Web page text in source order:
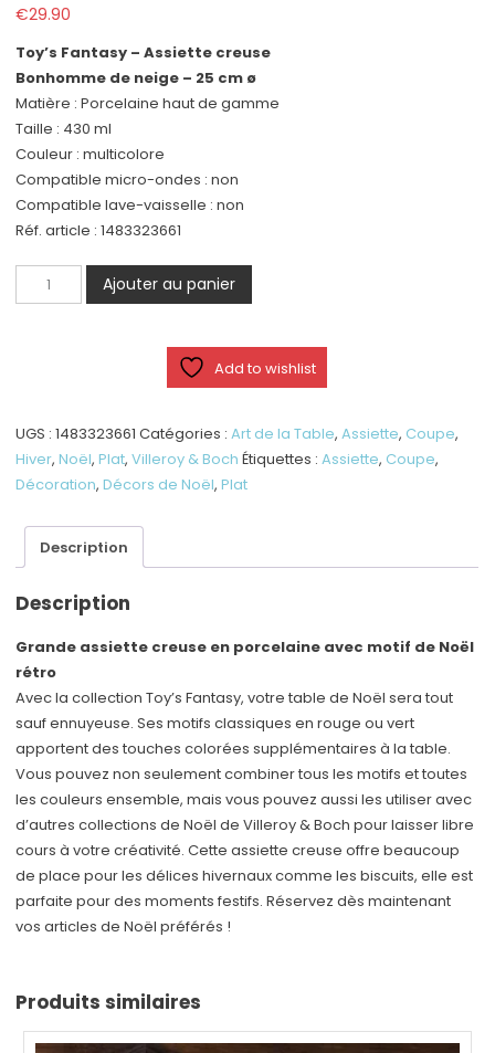
€29.90
Toy’s Fantasy – Assiette creuse
Bonhomme de neige – 25 cm ø
Matière : Porcelaine haut de gamme
Taille : 430 ml
Couleur : multicolore
Compatible micro-ondes : non
Compatible lave-vaisselle : non
Réf. article : 1483323661
quantité
de
creuse
-
Magasin
jouets
Ajouter au panier
Add to wishlist
UGS :1483323661 Catégories :Art de la Table,Assiette, Coupe,
Hiver,Noël,Plat,Villeroy & Boch Étiquettes :Assiette, Coupe,
Décoration,Décors de Noël,Plat
Description
Description
Grande assiette creuse en porcelaine avec motif de Noël
rétro
Avec la collection Toy’s Fantasy, votre table de Noël sera tout
sauf ennuyeuse. Ses motifs classiques en rouge ou vert
apportent des touches colorées supplémentaires à la table.
Vous pouvez non seulement combiner tous les motifs et toutes
les couleurs ensemble, mais vous pouvez aussi les utiliser avec
d’autres collections de Noël de Villeroy & Boch pour laisser libre
cours à votre créativité. Cette assiette creuse offre beaucoup
de place pour les délices hivernaux comme les biscuits, elle est
parfaite pour des moments festifs. Réservez dès maintenant
vos articles de Noël préférés !
Produits similaires